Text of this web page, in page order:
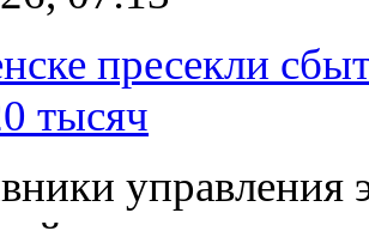
пресекли
тысяч
управления